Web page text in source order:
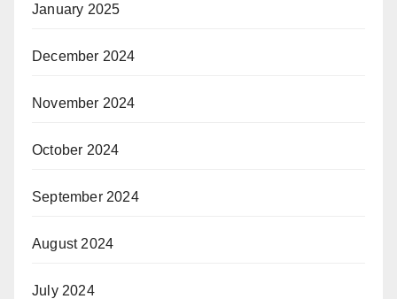
January 2025
December 2024
November 2024
October 2024
September 2024
August 2024
July 2024